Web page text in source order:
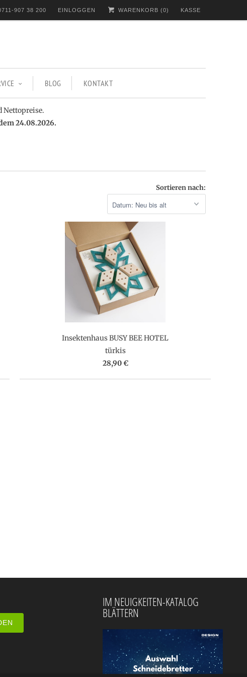
907 38 200 EINLOGGEN WARENKORB (0) KASSE
BLOG KONTAKT
Nettopreise.
24.08.2026.
Sortieren nach:
Insektenhaus BUSY BEE HOTEL
türkis
28,90 €
IM NEUIGKEITEN-KATALOG
BLÄTTERN